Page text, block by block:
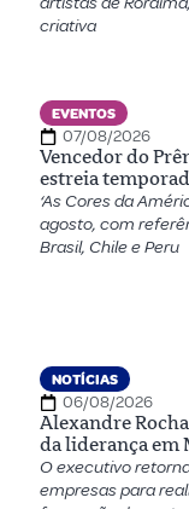
criativa
EVENTOS
07/08/2026
Vencedor do
estreia
‘As Cores da
agosto, com
Brasil, Chile e Peru
NOTÍCIAS
06/08/2026
Alexandre
da liderança em
O executivo
empresas para